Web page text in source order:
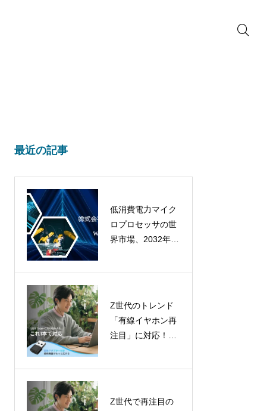
最近の記事
低消費電力マイク
ロプロセッサの世
界市場、2032年に
Z世代のトレンド
「有線イヤホン再
注目」に対応！
Z世代で再注目の